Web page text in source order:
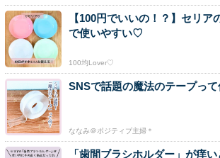
【100円でいいの！？】セリア
で使いやすい♡
100均Lover♡
SNSで話題の魔法のテープって
ななみ＠ポジティブ主婦＊
「歯間ブラシホルダー」が痒